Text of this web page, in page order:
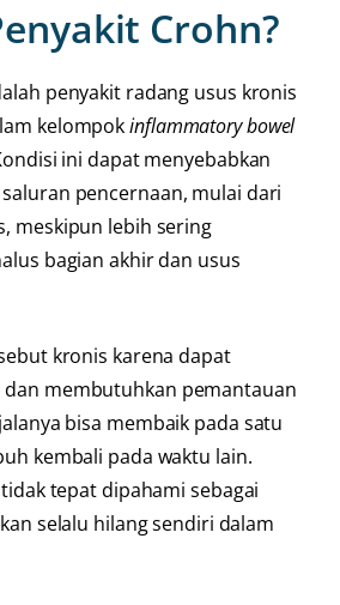
Crohn?
penyakit radang usus kronis
kelompokinflammatory bowel
ini dapat menyebabkan
pencernaan, mulai dari
meskipun lebih sering
bagian akhir dan usus
kronis karena dapat
membutuhkan pemantauan
bisa membaik pada satu
kembali pada waktu lain.
tepat dipahami sebagai
selalu hilang sendiri dalam